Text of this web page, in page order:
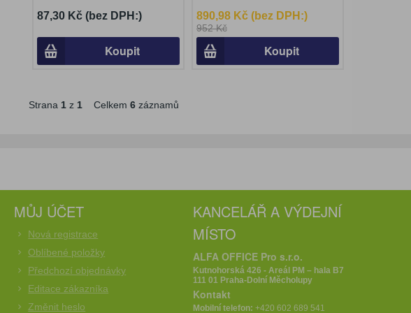
87,30 Kč (bez DPH:)
Koupit
890,98 Kč (bez DPH:)
952 Kč
Koupit
Strana 1z 1Celkem 6záznamů
MŮJ ÚČET
Nová registrace
Oblíbené položky
Předchozí objednávky
Editace zákazníka
Změnit heslo
KANCELÁŘ A VÝDEJNÍ
MÍSTO
ALFA OFFICE Pro s.r.o.
Kutnohorská 426 - Areál PM – hala B7
111 01 Praha-Dolní Měcholupy
Kontakt
Mobilní telefon:+420 602 689 541